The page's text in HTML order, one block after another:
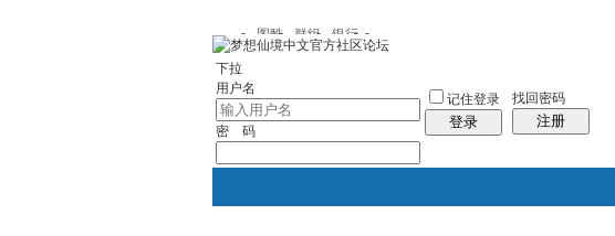
图酷 群组 银行
下拉
用户名
密 码
记住登录
登录
找回密码
注册